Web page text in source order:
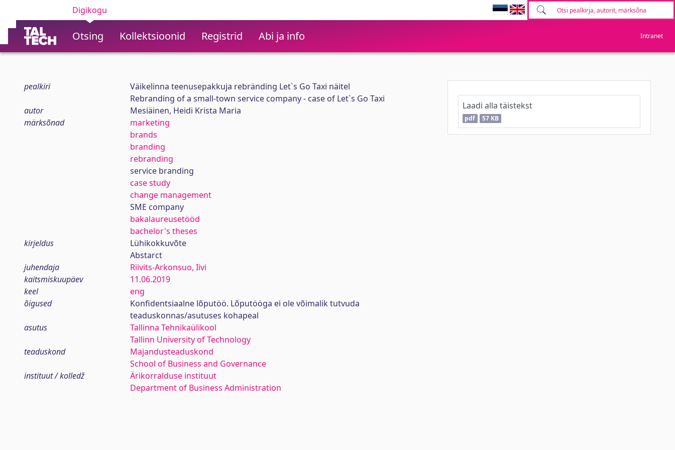
Digikogu
Otsing Kollektsioonid Registrid Abi ja info Intranet
pealkiri
Väikelinna teenusepakkuja rebränding Let`s Go Taxi näitel
Rebranding of a small-town service company - case of Let`s Go Taxi
autor
Mesiäinen, Heidi Krista Maria
märksõnad
marketing
brands
branding
rebranding
service branding
case study
change management
SME company
bakalaureusetööd
bachelor's theses
kirjeldus
Lühikokkuvõte
Abstarct
juhendaja
Riivits-Arkonsuo, Iivi
kaitsmiskuupäev
11.06.2019
keel
eng
õigused
Konfidentsiaalne lõputöö. Lõputööga ei ole võimalik tutvuda
teaduskonnas/asutuses kohapeal
asutus
Tallinna Tehnikaülikool
Tallinn University of Technology
teaduskond
Majandusteaduskond
School of Business and Governance
instituut / kolledž
Ärikorralduse instituut
Department of Business Administration
Laadi alla täistekst
pdf 57 KB